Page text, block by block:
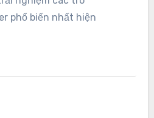
phổ biến nhất hiện